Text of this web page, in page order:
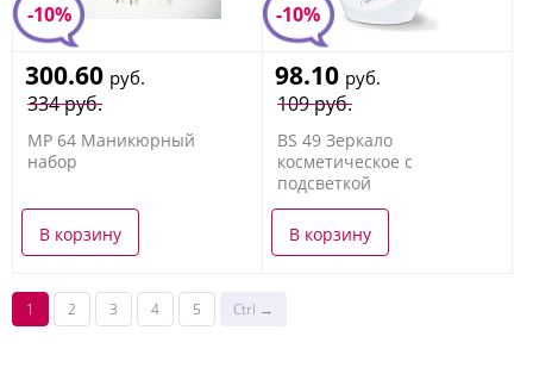
-10%
334 руб.
300.60 руб.
MP 64 Маникюрный
набор
В корзину
-10%
109 руб.
98.10 руб.
BS 49 Зеркало
косметическое с
подсветкой
В корзину
1 2 3 4 5 Ctrl →